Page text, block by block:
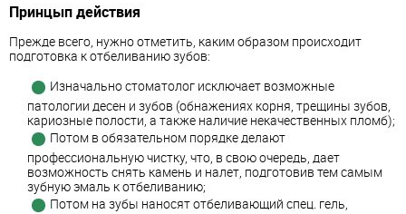
Принцып действия
Прежде всего, нужно отметить, каким образом происходит
подготовка к отбеливанию зубов:
Изначально стоматолог исключает возможные
патологии десен и зубов (обнажениях корня, трещины зубов,
кариозные полости, а также наличие некачественных пломб);
Потом в обязательном порядке делают
профессиональную чистку, что, в свою очередь, дает
возможность снять камень и налет, подготовив тем самым
зубную эмаль к отбеливанию;
Потом на зубы наносят отбеливающий спец. гель,